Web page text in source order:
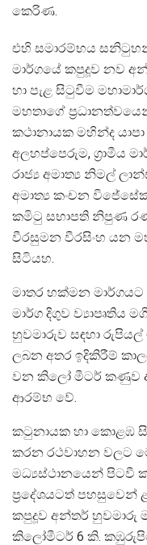
කෙරිණ.
එහි සමාරම්භය
මාර්ගයේ කපුදූව නව
හා පැළ සිටුවීම
මහතාගේ
කථානායක මහින්ද
අලහප්පෙරුම, ග්‍රාමීය
රාජ්‍ය අමාත්‍ය නිමල්
අමාත්‍ය කංචන
කමිටු සභාපති නිපුණ
වීරසුමන වීරසිංහ යන
සිටියහ.
මාතර හක්මන
මාර්ග දිගුව ව්‍යාපෘතිය
හුවමාරුව සඳහා
ලබන අතර ඉදිකිරීම්
වන කිලෝ මීටර් කණුව
ආරම්භ වේ.
කටුනායක හා කොළඹ
කරන රථවාහන වලට
මධ්‍යස්ථානයෙන් පිටවී
ප්‍රදේශයටත් පහසුවෙන්
කපුදූව අන්තර් හුවමාරු
කිලෝමීටර් 6 කි.